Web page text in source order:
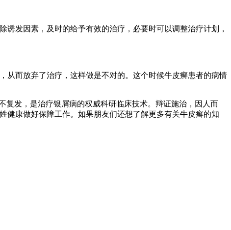
发因素，及时的给予有效的治疗，必要时可以调整治疗计划，
从而放弃了治疗，这样做是不对的。这个时候牛皮癣患者的病情
复发，是治疗银屑病的权威科研临床技术。辩证施治，因人而
健康做好保障工作。如果朋友们还想了解更多有关牛皮癣的知